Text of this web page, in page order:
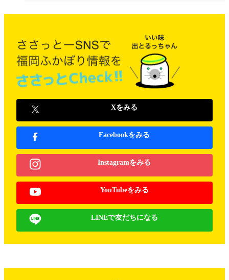
Xをみる
Facebookをみる
Instagramをみる
YouTubeをみる
LINEで友だちになる